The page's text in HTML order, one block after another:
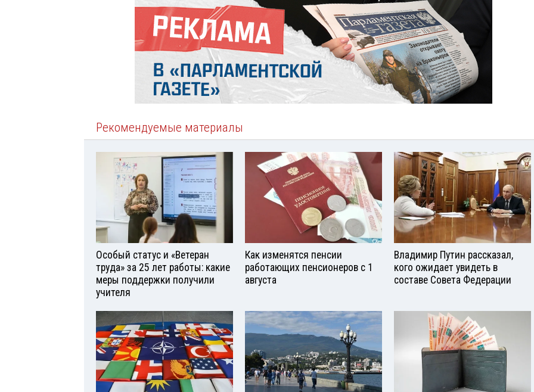
Рекомендуемые материалы
Особый статус и «Ветеран
труда» за 25 лет работы: какие
меры поддержки получили
учителя
Как изменятся пенсии
работающих пенсионеров с 1
августа
Владимир Путин рассказал,
кого ожидает увидеть в
составе Совета Федерации